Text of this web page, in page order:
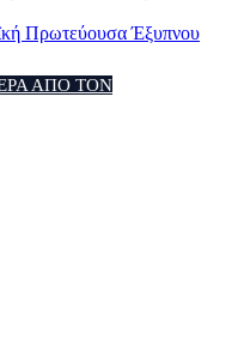
Πρωτεύουσα Έξυπνου
ΑΠΟ ΤΟΝ